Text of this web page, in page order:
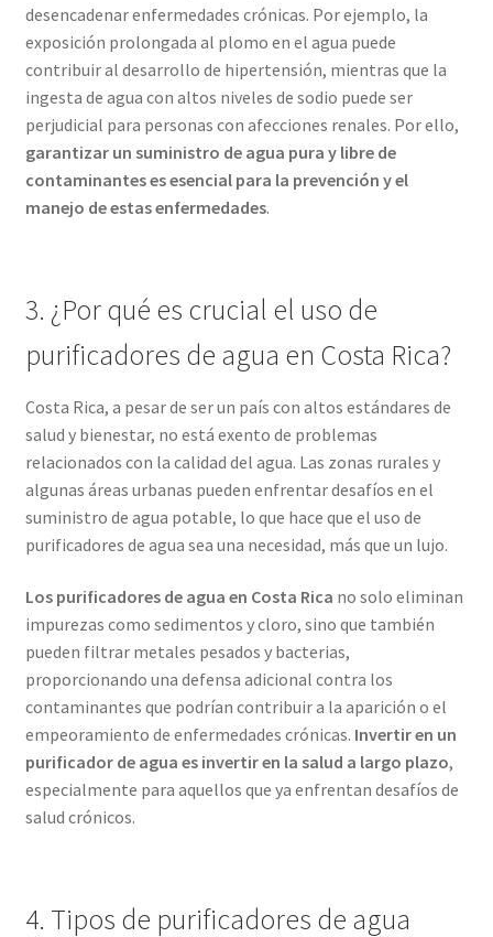
desencadenar enfermedades crónicas. Por ejemplo, la
exposición prolongada al plomo en el agua puede
contribuir al desarrollo de hipertensión, mientras que la
ingesta de agua con altos niveles de sodio puede ser
perjudicial para personas con afecciones renales. Por ello,
garantizar un suministro de agua pura y libre de
contaminantes es esencial para la prevención y el
manejo de estas enfermedades.
3. ¿Por qué es crucial el uso de
purificadores de agua en Costa Rica?
Costa Rica, a pesar de ser un país con altos estándares de
salud y bienestar, no está exento de problemas
relacionados con la calidad del agua. Las zonas rurales y
algunas áreas urbanas pueden enfrentar desafíos en el
suministro de agua potable, lo que hace que el uso de
purificadores de agua sea una necesidad, más que un lujo.
Los purificadores de agua en Costa Rica no solo eliminan
impurezas como sedimentos y cloro, sino que también
pueden filtrar metales pesados y bacterias,
proporcionando una defensa adicional contra los
contaminantes que podrían contribuir a la aparición o el
empeoramiento de enfermedades crónicas. Invertir en un
purificador de agua es invertir en la salud a largo plazo,
especialmente para aquellos que ya enfrentan desafíos de
salud crónicos.
4. Tipos de purificadores de agua